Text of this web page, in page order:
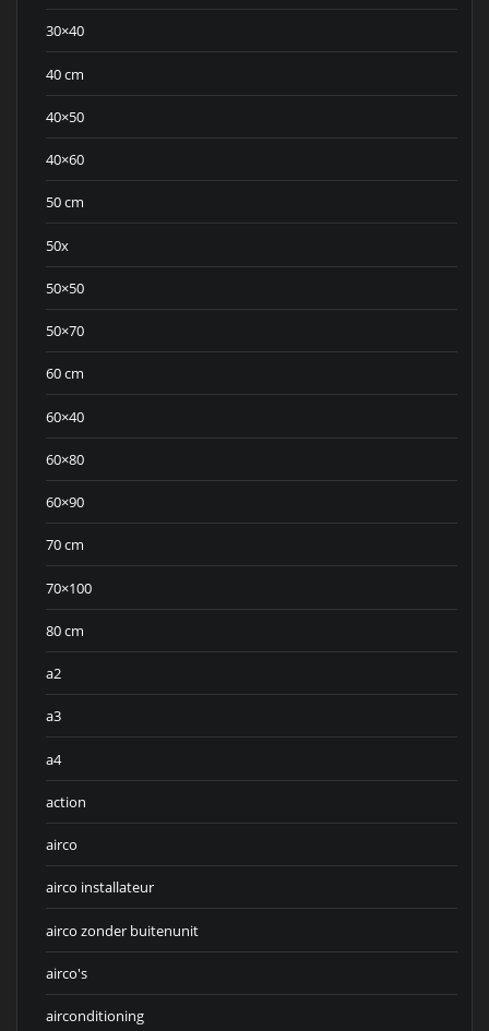
30×40
40 cm
40×50
40×60
50 cm
50x
50×50
50×70
60 cm
60×40
60×80
60×90
70 cm
70×100
80 cm
a2
a3
a4
action
airco
airco installateur
airco zonder buitenunit
airco's
airconditioning